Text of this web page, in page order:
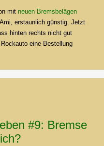
mit neuen Bremsbelägen
erstaunlich günstig. Jetzt
hinten rechts nicht gut
eine Bestellung
#9: Bremse